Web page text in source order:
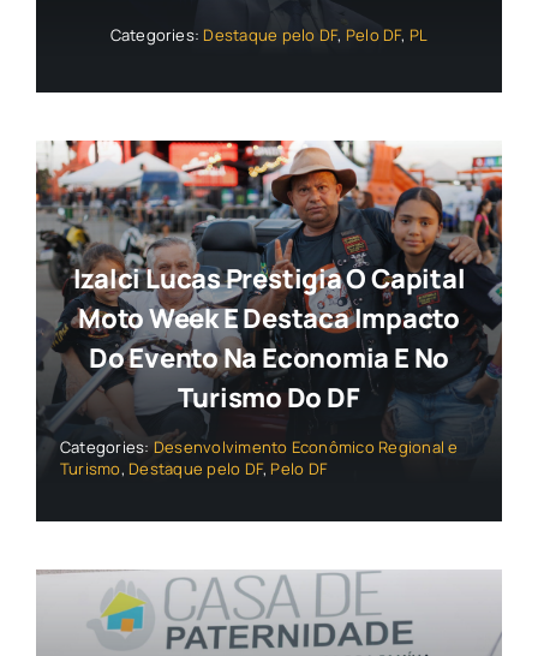
Categories: Destaque pelo DF, Pelo DF, PL
Izalci Lucas Prestigia O Capital
Moto Week E Destaca Impacto
Do Evento Na Economia E No
Turismo Do DF
Categories: Desenvolvimento Econômico Regional e
Turismo, Destaque pelo DF, Pelo DF